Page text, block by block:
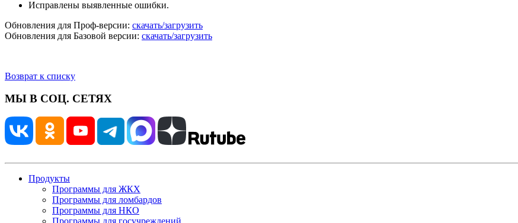
Исправлены выявленные ошибки.
Обновления для Проф-версии: скачать/загрузить
Обновления для Базовой версии: скачать/загрузить
Возврат к списку
МЫ В СОЦ. СЕТЯХ
Продукты
Программы для ЖКХ
Программы для ломбардов
Программы для НКО
Программы для госучреждений